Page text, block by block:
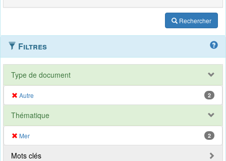
Rechercher
Filtres
Type de document
Autre 2
Thématique
Mer 2
Mots clés